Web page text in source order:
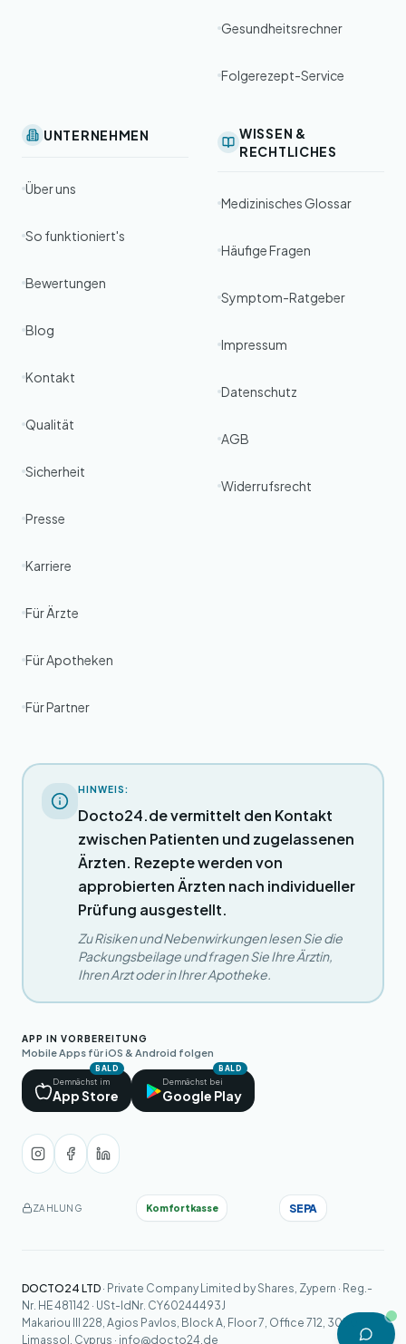
Gesundheitsrechner
Folgerezept-Service
UNTERNEHMEN
Über uns
So funktioniert's
Bewertungen
Blog
Kontakt
Qualität
Sicherheit
Presse
Karriere
Für Ärzte
Für Apotheken
Für Partner
WISSEN &
RECHTLICHES
Medizinisches Glossar
Häufige Fragen
Symptom-Ratgeber
Impressum
Datenschutz
AGB
Widerrufsrecht
HINWEIS:
Docto24.de vermittelt den Kontakt
zwischen Patienten und zugelassenen
Ärzten. Rezepte werden von
approbierten Ärzten nach individueller
Prüfung ausgestellt.
Zu Risiken und Nebenwirkungen lesen Sie die
Packungsbeilage und fragen Sie Ihre Ärztin,
Ihren Arzt oder in Ihrer Apotheke.
APP IN VORBEREITUNG
Mobile Apps für iOS & Android folgen
BALD
Demnächst im
App Store
BALD
Demnächst bei
Google Play
ZAHLUNG Komfortkasse SEPA
DOCTO24 LTD · Private Company Limited by Shares, Zypern · Reg.-
Nr. HE 481142 · USt-IdNr. CY60244493J
Makariou III 228, Agios Pavlos, Block A, Floor 7, Office 712, 3030
Limassol, Cyprus · info@docto24.de